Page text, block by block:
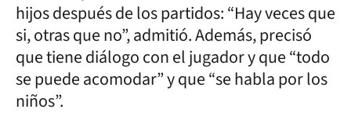
hijos después de los partidos: “Hay veces que
si, otras que no”, admitió. Además, precisó
que tiene diálogo con el jugador y que “todo
se puede acomodar” y que “se habla por los
niños”.